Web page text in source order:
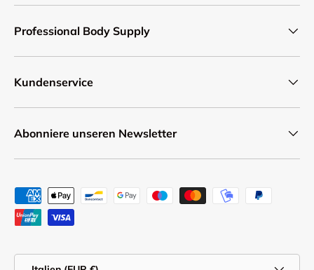
Professional Body Supply
Kundenservice
Abonniere unseren Newsletter
Zahlungsmethoden